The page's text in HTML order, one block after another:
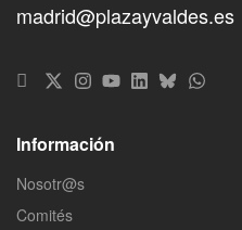
madrid@plazayvaldes.es
Información
Nosotr@s
Comités